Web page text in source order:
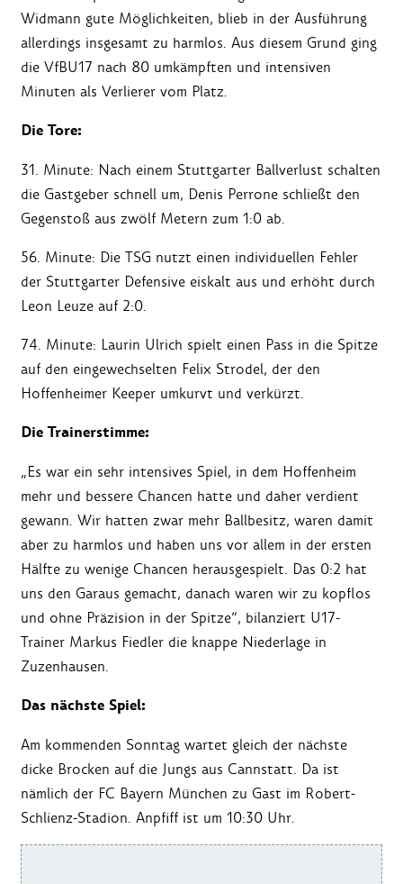
Widmann gute Möglichkeiten, blieb in der Ausführung
allerdings insgesamt zu harmlos. Aus diesem Grund ging
die VfBU17 nach 80 umkämpften und intensiven
Minuten als Verlierer vom Platz.
Die Tore:
31. Minute: Nach einem Stuttgarter Ballverlust schalten
die Gastgeber schnell um, Denis Perrone schließt den
Gegenstoß aus zwölf Metern zum 1:0 ab.
56. Minute: Die TSG nutzt einen individuellen Fehler
der Stuttgarter Defensive eiskalt aus und erhöht durch
Leon Leuze auf 2:0.
74. Minute: Laurin Ulrich spielt einen Pass in die Spitze
auf den eingewechselten Felix Strodel, der den
Hoffenheimer Keeper umkurvt und verkürzt.
Die Trainerstimme:
„Es war ein sehr intensives Spiel, in dem Hoffenheim
mehr und bessere Chancen hatte und daher verdient
gewann. Wir hatten zwar mehr Ballbesitz, waren damit
aber zu harmlos und haben uns vor allem in der ersten
Hälfte zu wenige Chancen herausgespielt. Das 0:2 hat
uns den Garaus gemacht, danach waren wir zu kopflos
und ohne Präzision in der Spitze“, bilanziert U17-
Trainer Markus Fiedler die knappe Niederlage in
Zuzenhausen.
Das nächste Spiel:
Am kommenden Sonntag wartet gleich der nächste
dicke Brocken auf die Jungs aus Cannstatt. Da ist
nämlich der FC Bayern München zu Gast im Robert-
Schlienz-Stadion. Anpfiff ist um 10:30 Uhr.